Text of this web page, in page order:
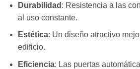
Durabilidad : Resistencia a las
al uso constante.
Estética: Un diseño atractivo
edificio.
Eficiencia: Las puertas